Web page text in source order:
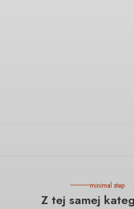
minimal step
Z tej samej